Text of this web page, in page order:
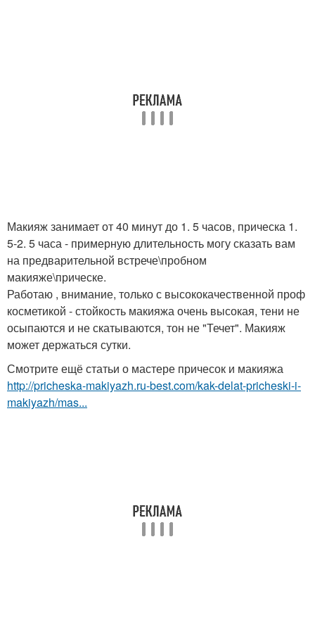
Макияж занимает от 40 минут до 1. 5 часов, прическа 1.
5-2. 5 часа - примерную длительность могу сказать вам
на предварительной встрече\пробном
макияже\прическе.
Работаю , внимание, только с высококачественной проф
косметикой - стойкость макияжа очень высокая, тени не
осыпаются и не скатываются, тон не "Течет". Макияж
может держаться сутки.
Смотрите ещё статьи о мастере причесок и макияжа
http://pricheska-makiyazh.ru-best.com/kak-delat-pricheski-i-
makiyazh/mas...